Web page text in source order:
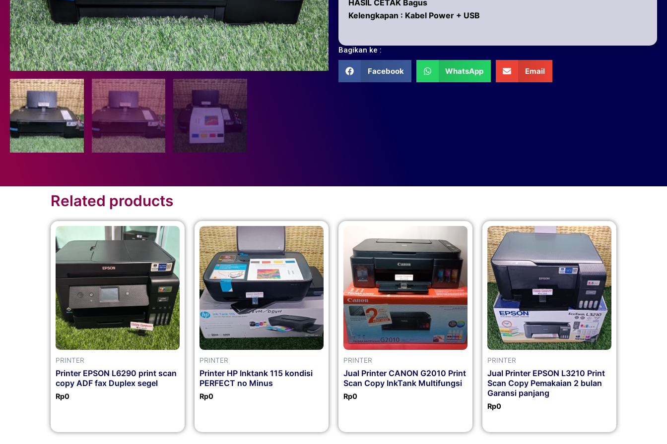
HASIL CETAK Bagus
Kelengkapan : Kabel Power + USB
Bagikan ke :
Facebook WhatsApp Email
Related products
PRINTER
Printer EPSON L6290 print scan
copy ADF fax Duplex segel
Rp0
PRINTER
Printer HP Inktank 115 kondisi
PERFECT no Minus
Rp0
PRINTER
Jual Printer CANON G2010 Print
Scan Copy InkTank Multifungsi
Rp0
PRINTER
Jual Printer EPSON L3210 Print
Scan Copy Pemakaian 2 bulan
Garansi panjang
Rp0